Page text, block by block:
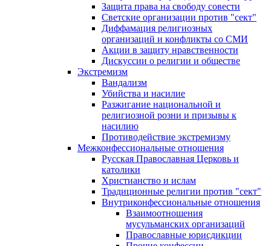
Защита права на свободу совести
Светские организации против "сект"
Диффамация религиозных
организаций и конфликты со СМИ
Акции в защиту нравственности
Дискуссии о религии и обществе
Экстремизм
Вандализм
Убийства и насилие
Разжигание национальной и
религиозной розни и призывы к
насилию
Противодействие экстремизму
Межконфессиональные отношения
Русская Православная Церковь и
католики
Христианство и ислам
Традиционные религии против "сект"
Внутриконфессиональные отношения
Взаимоотношения
мусульманских организаций
Православные юрисдикции